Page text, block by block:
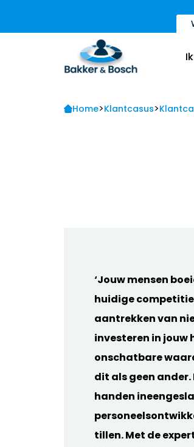
Home>Klantcasus>
‘Jouw mensen
huidige
aantrekken van
investeren in jouw
onschatbare
dit als geen ander.
handen
tillen. Met de